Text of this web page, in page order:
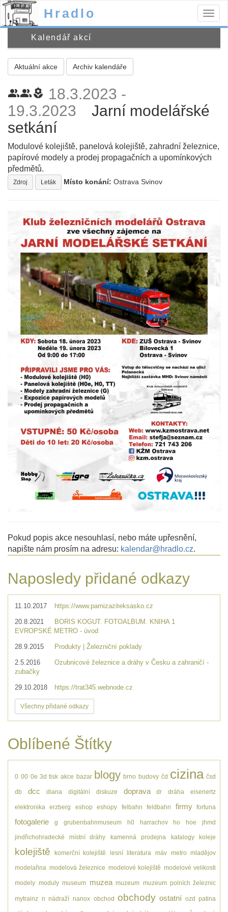
Hradlo
Kalendář akcí
Aktuální akce Archiv kalendáře
people_altpeople_altlocal_florist 18.3.2023 -
19.3.2023
Jarní modelářské
setkání
Modulové kolejiště, panelová kolejiště, zahradní železnice,
papírové modely a prodej propagačních a upomínkových
předmětů.
Zdroj Leták Místo konání: Ostrava Svinov
Pokud popis akce nesouhlasí, nebo máte upřesnění,
napište nám prosím na adresu: kalendar@hradlo.cz.
Naposledy přidané odkazy
11.10.2017 https://www.parnizaziteksasko.cz
20.8.2021
BORIS KOGUT. FOTOALBUM. KNIHA 1
EVROPSKÉ METRO - úvod
28.9.2015 Produkty | Železniční poklady
2.5.2016
Ozubnicové železnice a dráhy v Česku a zahraničí -
zubačky
29.10.2018 https://trat345.webnode.cz
Všechny přidané odkazy
Oblíbené Štítky
0 00 0e 3d tisk akce bazar blogy brno budovy čd cizina čsd
db dcc diana digitální diskuze doprava dr dráha eisenertz
elektronika erzberg eshop eshopy felbahn feldbahn firmy fortuna
fotogalerie g grubenbahnmuseum h0 harrachov ho hoe jhmd
jindřichohradecké místní dráhy kamenná prodejna katalogy koleje
kolejiště komerční kolejiště lesní literatura máv metro mladějov
modelařina modelová železnice modelové kolejiště modelové velikosti
modely moduly museum muzea muzeum muzeum polních železnic
mytrainz n nádraží nanox obchod obchody ostatní ozd patina